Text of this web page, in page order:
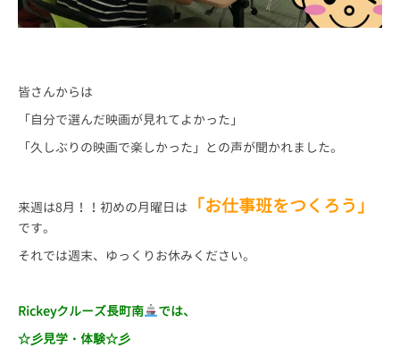
皆さんからは
「自分で選んだ映画が見れてよかった」
「久しぶりの映画で楽しかった」との声が聞かれました。
来週は8月！！初めの月曜日は 「お仕事班をつくろう」
です。
それでは週末、ゆっくりお休みください。
Rickeyクルーズ長町南
では、
☆彡見学・体験☆彡